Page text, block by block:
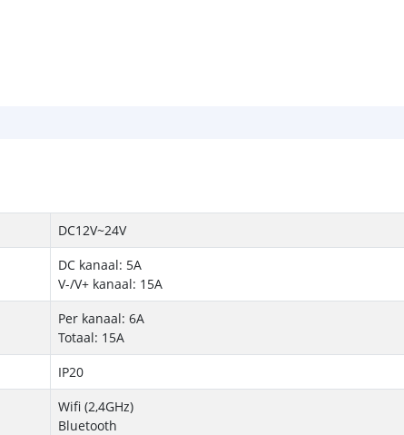
DC12V~24V
DC kanaal: 5A
V-/V+ kanaal: 15A
Per kanaal: 6A
Totaal: 15A
IP20
Wifi (2,4GHz)
Bluetooth